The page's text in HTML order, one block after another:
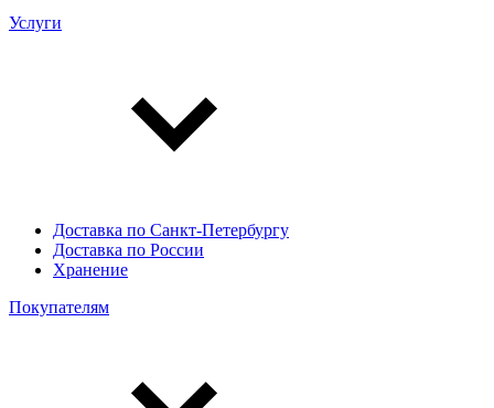
Услуги
Доставка по Санкт-Петербургу
Доставка по России
Хранение
Покупателям